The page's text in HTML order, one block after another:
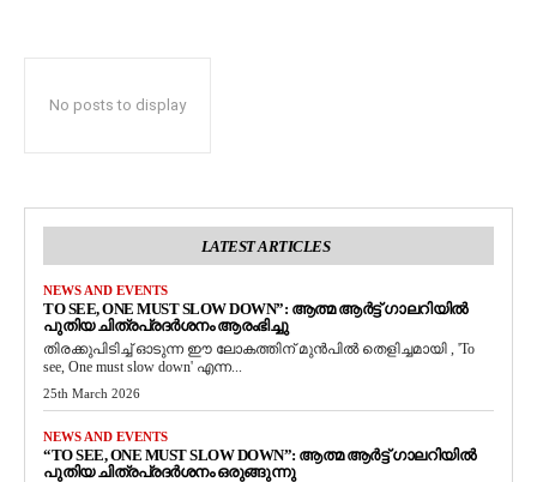
No posts to display
LATEST ARTICLES
NEWS AND EVENTS
TO SEE, ONE MUST SLOW DOWN”: ആത്മ ആർട്ട് ഗാലറിയിൽ
പുതിയ ചിത്രപ്രദർശനം ആരംഭിച്ചു
തിരക്കുപിടിച്ച് ഓടുന്ന ഈ ലോകത്തിന് മുൻപിൽ തെളിച്ചമായി , 'To
see, One must slow down' എന്ന...
25th March 2026
NEWS AND EVENTS
“TO SEE, ONE MUST SLOW DOWN”: ആത്മ ആർട്ട് ഗാലറിയിൽ
പുതിയ ചിത്രപ്രദർശനം ഒരുങ്ങുന്നു